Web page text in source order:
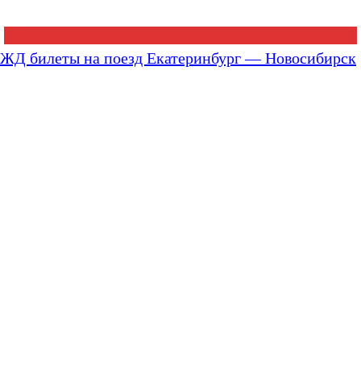
ЖД билеты на поезд Екатеринбург — Новосибирск